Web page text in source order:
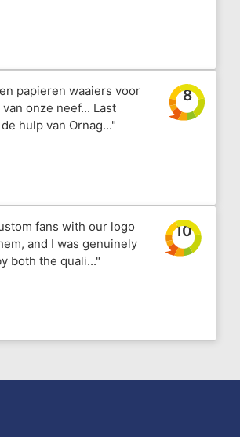
papieren waaiers voor
onze neef... Last
hulp van Ornag..."
8
fans with our logo
and I was genuinely
both the quali..."
10